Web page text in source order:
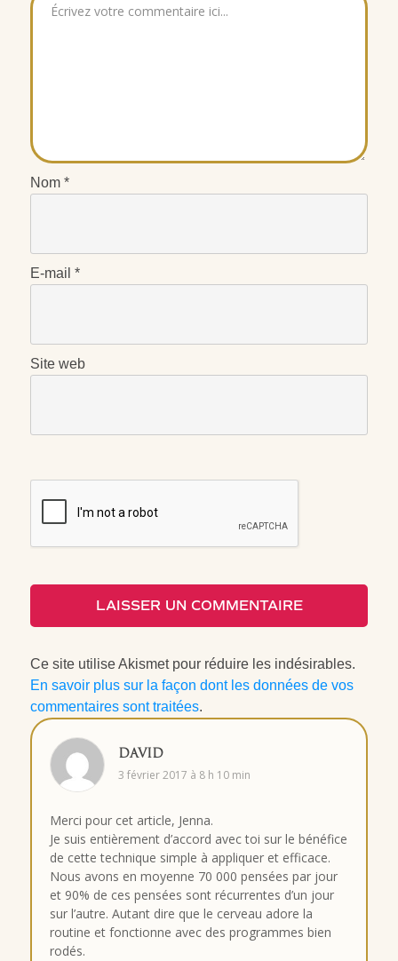
Nom *
E-mail *
Site web
LAISSER UN COMMENTAIRE
Ce site utilise Akismet pour réduire les indésirables.
En savoir plus sur la façon dont les données de vos
commentaires sont traitées.
DAVID
3 février 2017 à 8 h 10 min
Merci pour cet article, Jenna.
Je suis entièrement d’accord avec toi sur le bénéfice
de cette technique simple à appliquer et efficace.
Nous avons en moyenne 70 000 pensées par jour
et 90% de ces pensées sont récurrentes d’un jour
sur l’autre. Autant dire que le cerveau adore la
routine et fonctionne avec des programmes bien
rodés.